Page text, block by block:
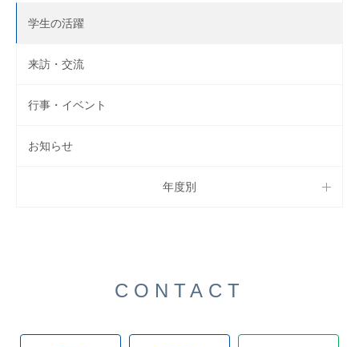
学生の活躍
来訪・交流
行事・イベント
お知らせ
年度別
CONTACT